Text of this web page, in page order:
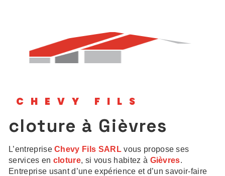
CHEVY FILS
cloture à Gièvres
L’entrepriseChevy Fils SARLvous propose ses
services en cloture, si vous habitez à Gièvres.
Entreprise usant d’une expérience et d’un savoir-faire